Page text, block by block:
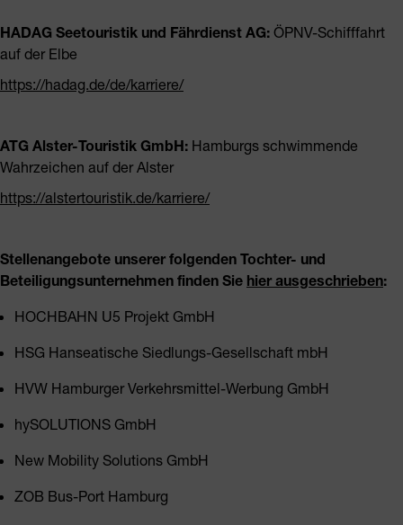
HADAG Seetouristik und Fährdienst AG: ÖPNV-Schifffahrt
auf der Elbe
https://hadag.de/de/karriere/
ATG Alster-Touristik GmbH: Hamburgs schwimmende
Wahrzeichen auf der Alster
https://alstertouristik.de/karriere/
Stellenangebote unserer folgenden Tochter- und
Beteiligungsunternehmen finden Sie hier ausgeschrieben:
HOCHBAHN U5 Projekt GmbH
HSG Hanseatische Siedlungs-Gesellschaft mbH
HVW Hamburger Verkehrsmittel-Werbung GmbH
hySOLUTIONS GmbH
New Mobility Solutions GmbH
ZOB Bus-Port Hamburg